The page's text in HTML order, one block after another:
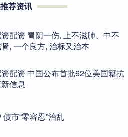
推荐资讯
配资 胃阴一伤, 上不滋肺、中不
, 一个良方, 治标又治本
配资 中国公布首批62位美国籍抗
信息
市“零容忍”治乱